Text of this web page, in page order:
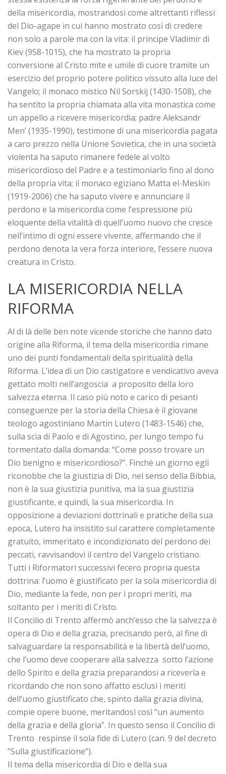
della misericordia, mostrandosi come altrettanti riflessi
del Dio-agape in cui hanno mostrato così di credere
non solo a parole ma con la vita: il principe Vladimir di
Kiev (958-1015), che ha mostrato la propria
conversione al Cristo mite e umile di cuore tramite un
esercizio del proprio potere politico vissuto alla luce del
Vangelo; il monaco mistico Nil Sorskij (1430-1508), che
ha sentito la propria chiamata alla vita monastica come
un appello a ricevere misericordia; padre Aleksandr
Men’ (1935-1990), testimone di una misericordia pagata
a caro prezzo nella Unione Sovietica, che in una società
violenta ha saputo rimanere fedele al volto
misericordioso del Padre e a testimoniarlo fino al dono
della propria vita; il monaco egiziano Matta el-Meskin
(1919-2006) che ha saputo vivere e annunciare il
perdono e la misericordia come l’espressione più
eloquente della vitalità di quell’uomo nuovo che cresce
nell’intimo di ogni essere vivente, affermando che il
perdono denota la vera forza interiore, l’essere nuova
creatura in Cristo.
LA MISERICORDIA NELLA
RIFORMA
Al di là delle ben note vicende storiche che hanno dato
origine alla Riforma, il tema della misericordia rimane
uno dei punti fondamentali della spiritualità della
Riforma. L’idea di un Dio castigatore e vendicativo aveva
gettato molti nell’angoscia a proposito della loro
salvezza eterna. Il caso più noto e carico di pesanti
conseguenze per la storia della Chiesa è il giovane
teologo agostiniano Martin Lutero (1483-1546) che,
sulla scia di Paolo e di Agostino, per lungo tempo fu
tormentato dalla domanda: “Come posso trovare un
Dio benigno e misericordioso?”. Finchè un giorno egli
riconobbe che la giustizia di Dio, nel senso della Bibbia,
non è la sua giustizia punitiva, ma la sua giustizia
giustificante, e quindi, la sua misericordia. In
opposizione a deviazioni dottrinali e pratiche della sua
epoca, Lutero ha insistito sul carattere completamente
gratuito, immeritato e incondizionato del perdono dei
peccati, ravvisandovi il centro del Vangelo cristiano.
Tutti i Riformatori successivi fecero propria questa
dottrina: l’uomo è giustificato per la sola misericordia di
Dio, mediante la fede, non per i propri meriti, ma
soltanto per i meriti di Cristo.
Il Concilio di Trento affermò anch’esso che la salvezza è
opera di Dio e della grazia, precisando però, al fine di
salvaguardare la responsabilità e la libertà dell’uomo,
che l’uomo deve cooperare alla salvezza sotto l’azione
dello Spirito e della grazia preparandosi a riceverla e
ricordando che non sono affatto esclusi i meriti
dell’uomo giustificato che, spinto dalla grazia divina,
compie opere buone, meritandosi così “un aumento
della grazia e della gloria”. In questo senso il Concilio di
Trento respinse il sola fide di Lutero (can. 9 del decreto
”Sulla giustificazione”).
Il tema della misericordia di Dio e della sua